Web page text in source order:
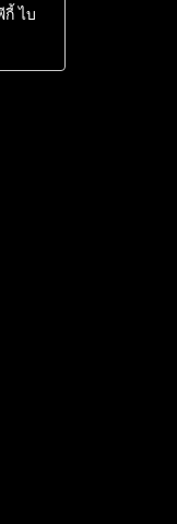
กี้ ไบ